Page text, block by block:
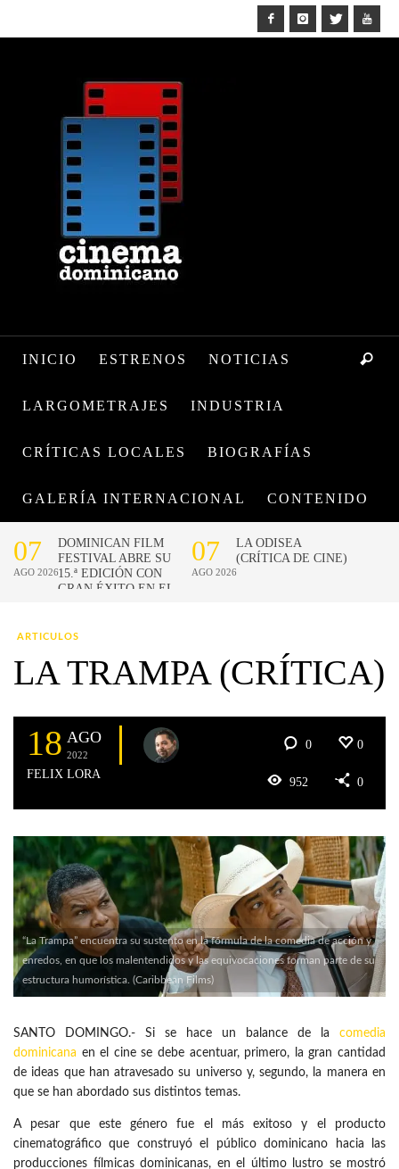
INICIO ESTRENOS NOTICIAS
LARGOMETRAJES INDUSTRIA
CRÍTICAS LOCALES BIOGRAFÍAS
GALERÍA INTERNACIONAL CONTENIDO
ARTICULOS
LA TRAMPA (CRÍTICA)
18 AGO
2022
FELIX LORA
0 0
952 0
“La Trampa” encuentra su sustento en la fórmula de la comedia de acción y
enredos, en que los malentendidos y las equivocaciones forman parte de su
estructura humorística. (Caribbean Films)
SANTO DOMINGO.- Si se hace un balance de la comedia
dominicana en el cine se debe acentuar, primero, la gran cantidad
de ideas que han atravesado su universo y, segundo, la manera en
que se han abordado sus distintos temas.
A pesar que este género fue el más exitoso y el producto
cinematográfico que construyó el público dominicano hacia las
producciones fílmicas dominicanas, en el último lustro se mostró